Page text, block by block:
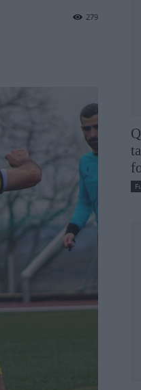
279